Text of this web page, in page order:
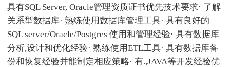
具有SQL Server, Oracle管理资质证书优先技术要求· 了解
关系型数据库· 熟练使用数据库管理工具· 具有良好的
SQL server/Oracle/Postgres 使用和管理经验· 具有数据库
分析,设计和优化经验· 熟练使用ETL工具· 具有数据库备
份和恢复经验并能制定相应策略· 有.,JAVA等开发经验优